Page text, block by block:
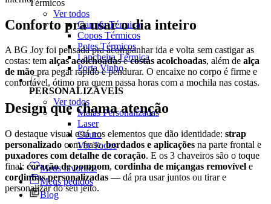
Térmicos
Ver todos
Garrafa Térmica
Copos Térmicos
Potes Térmicos
Lancheira Térmica
Porta Vinho
PERSONALIZÁVEIS
Ver todos
Malas Personalizadas
Laser
Couro
Ver Todos
Meus favoritos
Meus pedidos
Blog
Conforto pra usar o dia inteiro
A BG Joy foi pensada pra acompanhar ida e volta sem castigar as
costas: tem alças acolchoadasecostas acolchoadas, além de alça
de mão pra pegar rápido e pendurar. O encaixe no corpo é firme e
confortável, ótimo pra quem passa horas com a mochila nas costas.
Design que chama atenção
O destaque visual está nos elementos que dão identidade: strap
personalizado com frase,bordados e aplicações na parte frontal e
puxadores com detalhe de coração. E os 3 chaveiros são o toque
final: coração de pompom, cordinha de miçangas removível e
cordinhas personalizadas — dá pra usar juntos ou tirar e
personalizar do seu jeito.